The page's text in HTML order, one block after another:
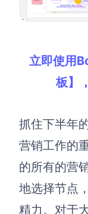
企业服务
用
企业版
满足企
立即使用
板】
抓住下半年
营销工作的
的所有的营
地选择节点
精力。对于